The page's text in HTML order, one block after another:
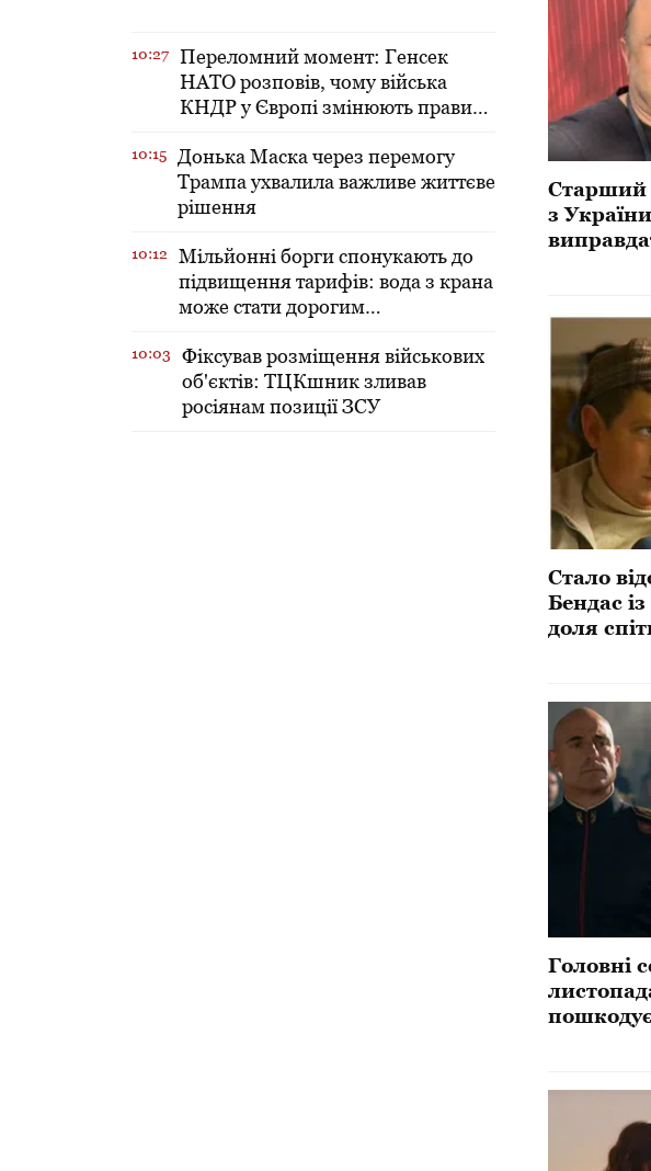
10:27
Переломний момент: Генсек
НАТО розповів, чому війська
КНДР у Європі змінюють правила
10:15
Донька Маска через перемогу
Трампа ухвалила важливе життєве
рішення
10:12
Мільйонні борги спонукають до
підвищення тарифів: вода з крана
може стати дорогим
10:03
Фіксував розміщення військових
об'єктів: ТЦКшник зливав
росіянам позиції ЗСУ
Старший
з
Стало
Бендас
доля
Головні